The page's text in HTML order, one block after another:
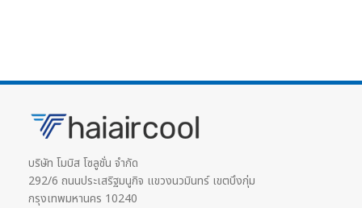
บริษัท โมบิส โซลูชั่น จำกัด
292/6 ถนนประเสริฐมนูกิจ แขวงนวมินทร์ เขตบึงกุ่ม
กรุงเทพมหานคร 10240